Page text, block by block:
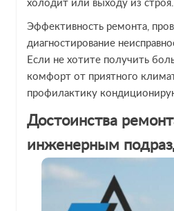
холодит или выходу из строя.
Эффективность ремонта,
диагностирование
Если не хотите получить
комфорт от приятного
профилактику
Достоинства
инженерным